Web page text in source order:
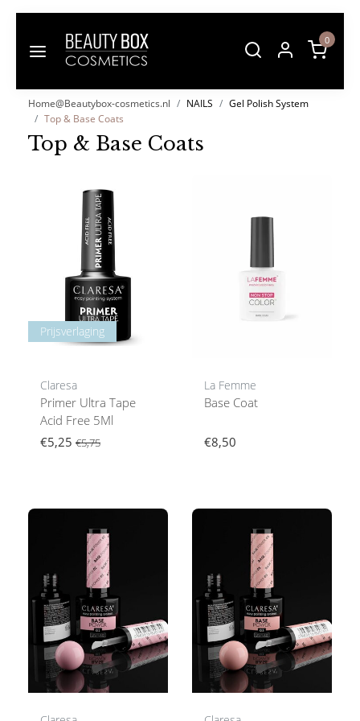
0
Home@Beautybox-cosmetics.nl NAILS
Gel Polish System
Top & Base Coats
Top & Base Coats
Prijsverlaging
Claresa
Primer Ultra Tape
Acid Free 5Ml
€5,25 €5,75
La Femme
Base Coat
€8,50